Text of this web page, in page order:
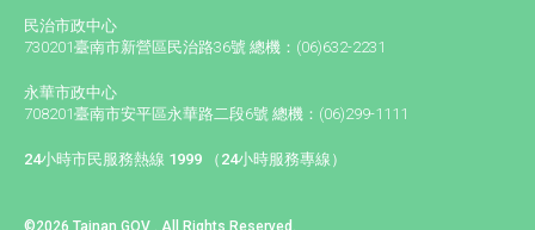
民治市政中心
730201臺南市新營區民治路36號 總機：(06)632-2231
永華市政中心
708201臺南市安平區永華路二段6號 總機：(06)299-1111
24小時市民服務熱線 1999 （24小時服務專線）